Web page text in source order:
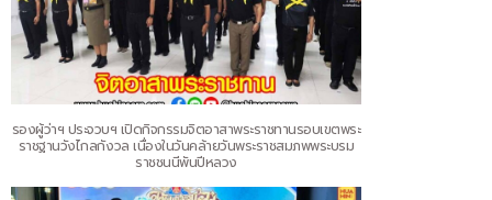
รองผู้ว่าฯ ประจวบฯ เปิดกิจกรรมจิตอาสาพระราชทานรอบเขตพระ
ราชฐานวังไกลกังวล เนื่องในวันคล้ายวันพระราชสมภพพระบรม
ราชชนนีพันปีหลวง